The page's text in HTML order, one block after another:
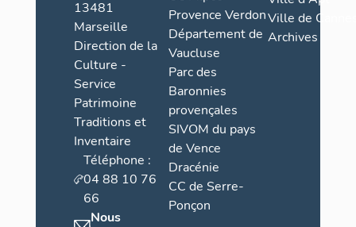
13481
Marseille
Direction de la
Culture -
Service
Patrimoine
Traditions et
Inventaire
Téléphone :
04 88 10 76
66
Nous
Provence Verdon
Département de
Vaucluse
Parc des
Baronnies
provençales
SIVOM du pays
de Vence
Dracénie
CC de Serre-
Ponçon
Ville de
Archives